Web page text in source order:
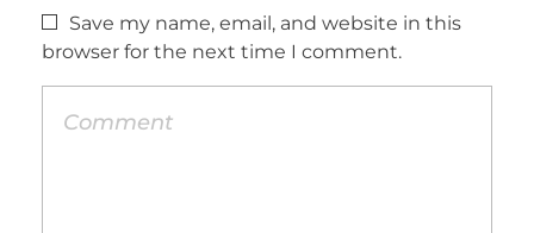
Save my name, email, and website in this
browser for the next time I comment.